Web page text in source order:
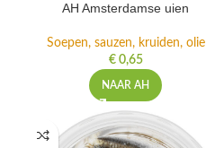
AH Amsterdamse uien
Soepen, sauzen, kruiden, olie
€0,65
NAAR AH